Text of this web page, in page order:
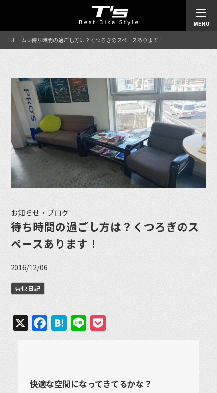
ホーム »待ち時間の過ごし方は？くつろぎのスペースあります！
お知らせ・ブログ
待ち時間の過ごし方は？くつろぎのス
ペースあります！
2016/12/06
爽快日記
X Facebook
Hatena
Line
快適な空間になってきてるかな？